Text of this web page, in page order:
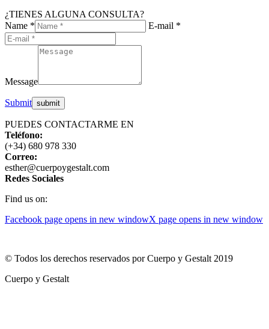
¿TIENES ALGUNA CONSULTA?
Name *
E-mail *
Message
Submit
PUEDES CONTACTARME EN
Teléfono:
(+34) 680 978 330
Correo:
esther@cuerpoygestalt.com
Redes Sociales
Find us on:
Facebook page opens in new windowX page opens in new window
© Todos los derechos reservados por Cuerpo y Gestalt 2019
Cuerpo y Gestalt